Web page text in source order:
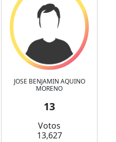
JOSE BENJAMIN AQUINO
MORENO
13
Votos
13,627